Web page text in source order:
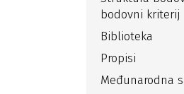
bodovni kriterij
Biblioteka
Propisi
Međunarodna